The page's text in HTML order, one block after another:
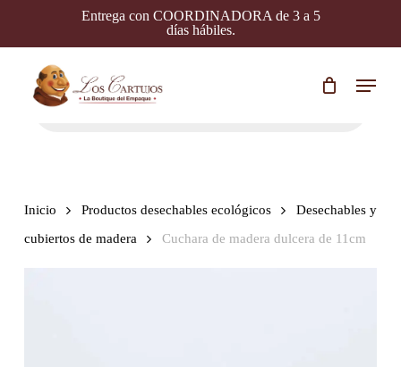
Entrega con COORDINADORA de 3 a 5
días hábiles.
Menu
Búsqueda
de
Inicio Productos desechables ecológicos
Desechables y
cubiertos de madera
Cuchara de madera dulcera de 11cm